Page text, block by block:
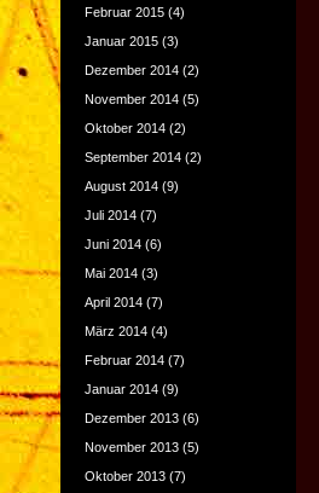
Februar 2015 (4)
Januar 2015 (3)
Dezember 2014 (2)
November 2014 (5)
Oktober 2014 (2)
September 2014 (2)
August 2014 (9)
Juli 2014 (7)
Juni 2014 (6)
Mai 2014 (3)
April 2014 (7)
März 2014 (4)
Februar 2014 (7)
Januar 2014 (9)
Dezember 2013 (6)
November 2013 (5)
Oktober 2013 (7)